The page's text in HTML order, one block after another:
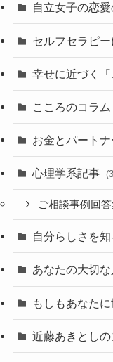
自立女子の恋
セルフセラピ
幸せに近づく「
こころのコラ
お金とパート
心理学系記事
ご相談事例回
自分らしさを
あなたの大切
もしもあなた
近藤あきとし